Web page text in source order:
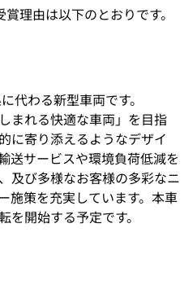
理由は以下のとおりです。
代わる新型車両です。
まれる快適な車両」を目指
に寄り添えるようなデザイ
送サービスや環境負荷低減を
及び多様なお客様の多彩なニ
施策を充実しています。本車
開始する予定です。